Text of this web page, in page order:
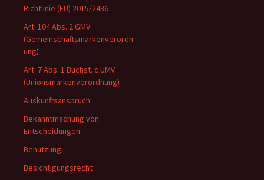
Richtlinie (EU) 2015/2436
Art. 104 Abs. 2 GMV
(Gemeinschaftsmarkenverordn
ung)
Art. 7 Abs. 1 Buchst. c UMV
(Unionsmarkenverordnung)
Auskunftsanspruch
Bekanntmachung von
Entscheidungen
Benutzung
Besichtigungsrecht